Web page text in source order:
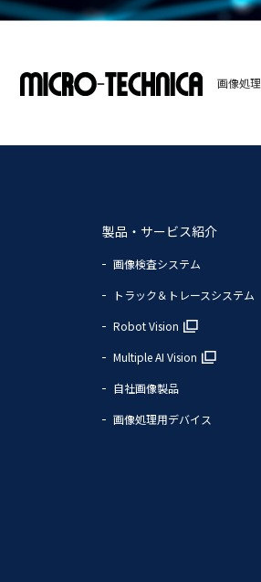
画像処
製品・サービス紹介
画像検査システム
トラック＆トレースシステム
Robot Vision
Multiple AI Vision
自社画像製品
画像処理用デバイス